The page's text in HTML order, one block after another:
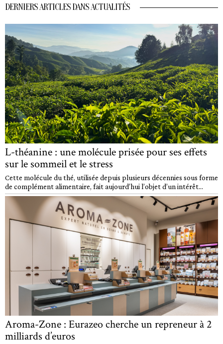
DERNIERS ARTICLES DANS ACTUALITÉS
L-théanine : une molécule prisée pour ses effets
sur le sommeil et le stress
Cette molécule du thé, utilisée depuis plusieurs décennies sous forme
de complément alimentaire, fait aujourd’hui l’objet d’un intérêt...
Aroma-Zone : Eurazeo cherche un repreneur à 2
milliards d’euros